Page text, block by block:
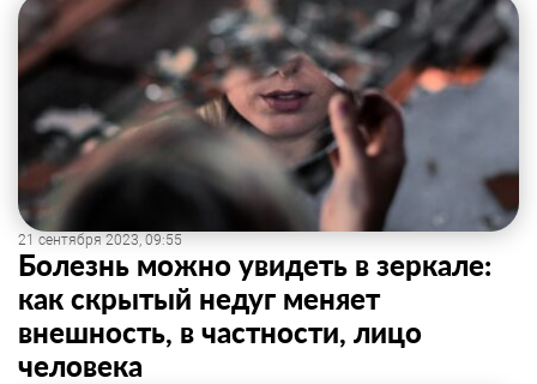
21 сентября 2023, 09:55
Болезнь можно увидеть в зеркале:
как скрытый недуг меняет
внешность, в частности, лицо
человека